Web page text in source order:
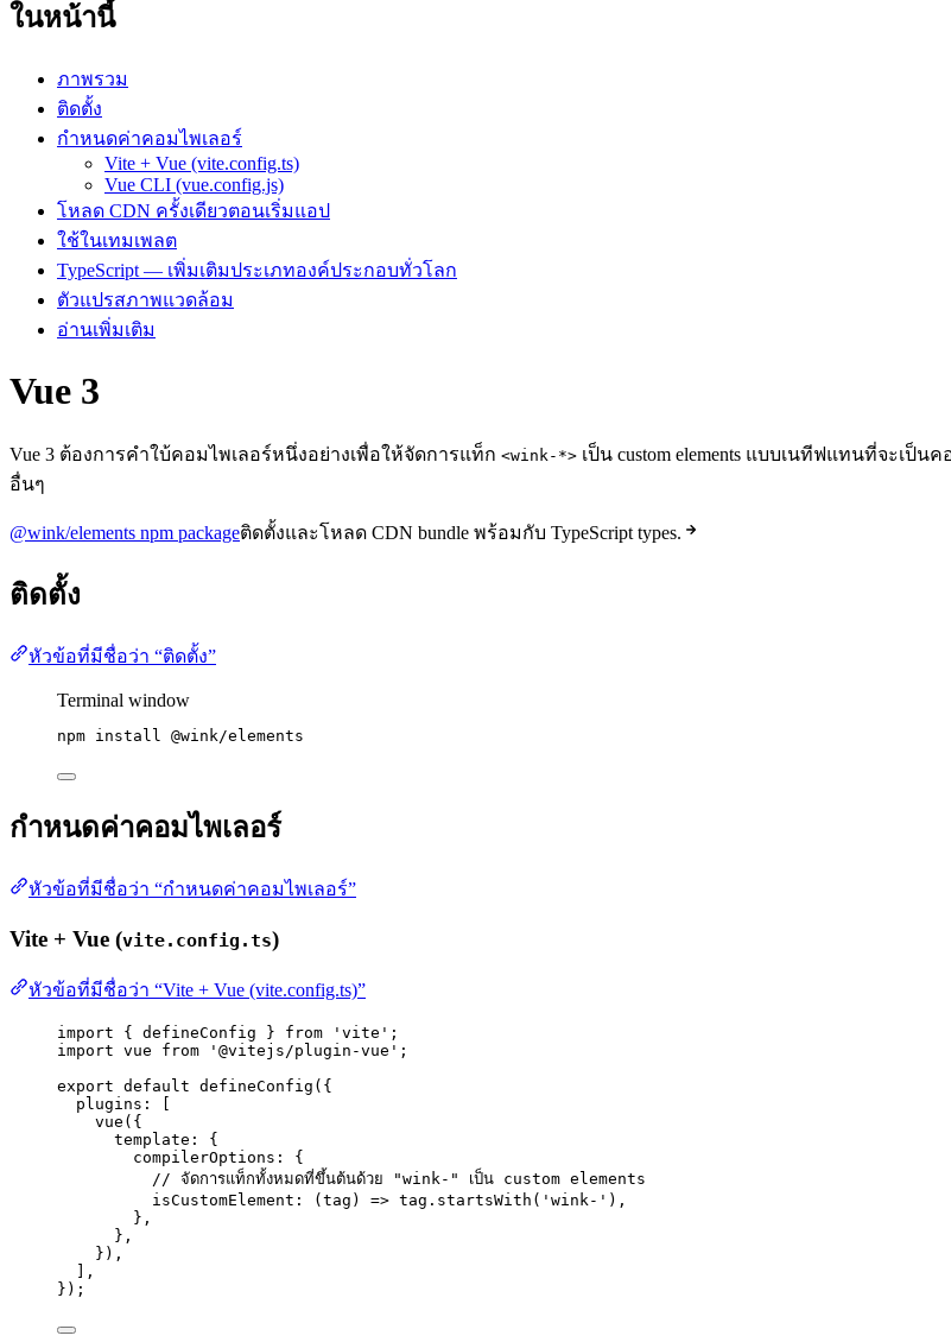
ในหน้านี้
ภาพรวม
ติดตั้ง
กำหนดค่าคอมไพเลอร์
Vite + Vue (vite.config.ts)
Vue CLI (vue.config.js)
โหลด CDN ครั้งเดียวตอนเริ่มแอป
ใช้ในเทมเพลต
TypeScript — เพิ่มเติมประเภทองค์ประกอบทั่วโลก
ตัวแปรสภาพแวดล้อม
อ่านเพิ่มเติม
Vue 3
Vue 3 ต้องการคำใบ้คอมไพเลอร์หนึ่งอย่างเพื่อให้จัดการแท็ก <wink-*> เป็น custom elements แบบเนทีฟแทนที่จะเ
อื่นๆ
@wink/elements npm packageติดตั้งและโหลด CDN bundle พร้อมกับ TypeScript types.
ติดตั้ง
หัวข้อที่มีชื่อว่า “ติดตั้ง”
Terminal window
npm install @wink/elements
กำหนดค่าคอมไพเลอร์
หัวข้อที่มีชื่อว่า “กำหนดค่าคอมไพเลอร์”
Vite + Vue (vite.config.ts)
หัวข้อที่มีชื่อว่า “Vite + Vue (vite.config.ts)”
import { defineConfig } from ' vite ' ;
import vue from ' @vitejs/plugin-vue ' ;
export default defineConfig ({
plugins: [
vue ({
template: {
compilerOptions: {
// จัดการแท็กทั้งหมดที่ขึ้นต้นด้วย "wink-" เป็น custom elements
isCustomElement : ( tag ) => tag . startsWith ( ' wink- ' ),
},
},
}),
],
});